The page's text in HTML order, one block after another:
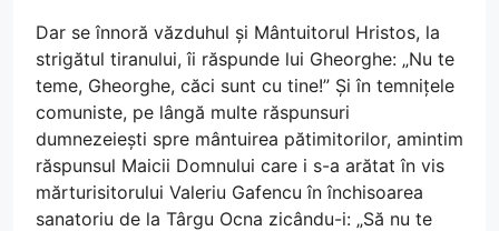
Dar se înnoră văzduhul și Mântuitorul Hristos, la
strigătul tiranului, îi răspunde lui Gheorghe: „Nu te
teme, Gheorghe, căci sunt cu tine!” Și în temnițele
comuniste, pe lângă multe răspunsuri
dumnezeiești spre mântuirea pătimitorilor, amintim
răspunsul Maicii Domnului care i s-a arătat în vis
mărturisitorului Valeriu Gafencu în închisoarea
sanatoriu de la Târgu Ocna zicându-i: „Să nu te